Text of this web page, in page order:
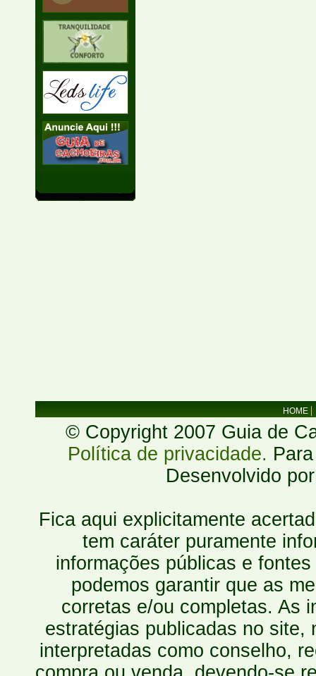
HOME
© Copyright 2007 Guia de
Política de privacidade.
Desenvolvido
Fica aqui explicitamente
tem caráter puramente
informações públicas e
podemos garantir que as
corretas e/ou completas. As
estratégias publicadas no site,
interpretadas como conselho,